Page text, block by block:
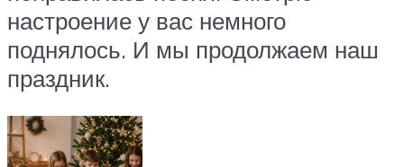
настроение у вас немного
поднялось. И мы продолжаем наш
праздник.